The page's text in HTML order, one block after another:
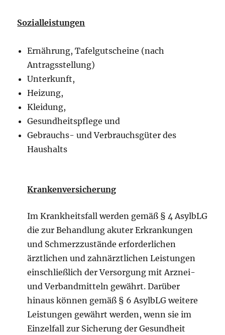
Sozialleistungen
Ernährung, Tafelgutscheine (nach
Antragsstellung)
Unterkunft,
Heizung,
Kleidung,
Gesundheitspflege und
Gebrauchs- und Verbrauchsgüter des
Haushalts
Krankenversicherung
Im Krankheitsfall werden gemäß § 4 AsylbLG
die zur Behandlung akuter Erkrankungen
und Schmerzzustände erforderlichen
ärztlichen und zahnärztlichen Leistungen
einschließlich der Versorgung mit Arznei-
und Verbandmitteln gewährt. Darüber
hinaus können gemäß § 6 AsylbLG weitere
Leistungen gewährt werden, wenn sie im
Einzelfall zur Sicherung der Gesundheit